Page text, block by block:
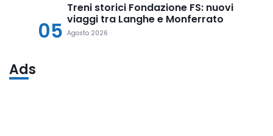
05
Treni storici Fondazione FS: nuovi
viaggi tra Langhe e Monferrato
Agosto 2026
Ads